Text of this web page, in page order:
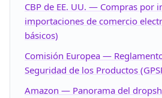
CBP de EE. UU. — Compras por
importaciones de comercio
básicos)
Comisión Europea —
Seguridad de los Productos
Amazon — Panorama del